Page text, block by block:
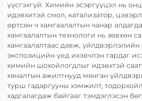
үүсгэхгүй. Химийн эсэргүүцэл нь
идэвхитэй смол, катализатор,
өртсөн ч хамгаалалтын чанар
хамгаалалтын технологи нь зөвхөн
хамгаалалтаас давж, үйлдвэрлэлийн
экспозицийн үед ихэвчлэн гардаг
химийн шохойлогдлыг идэвхтэй
хяналтын ажилтнууд мянган
турш гадаргууны хэмжилт,
хадгалагдаж байгааг тэмдэглэсэн